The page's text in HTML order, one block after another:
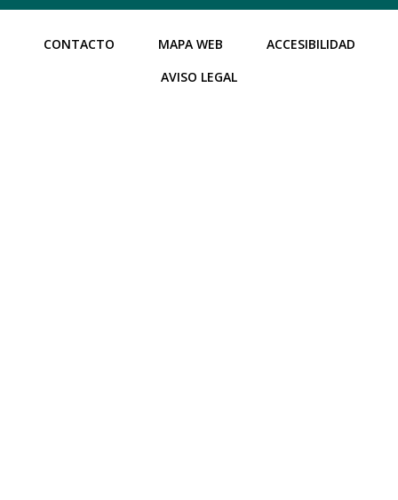
CONTACTO MAPA WEB
ACCESIBILIDAD
AVISO LEGAL